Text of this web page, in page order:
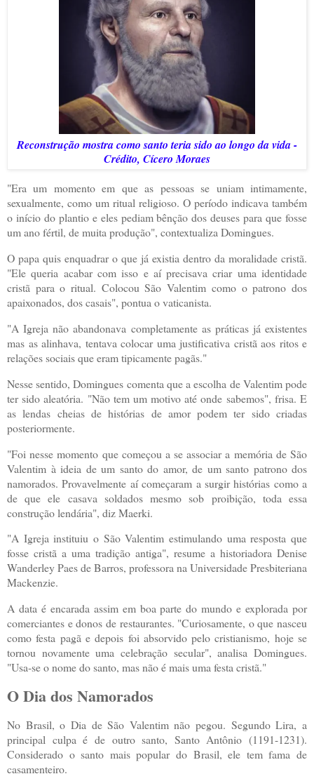
Reconstrução mostra como santo teria sido ao longo da vida -
Crédito, Cícero Moraes
"Era um momento em que as pessoas se uniam intimamente,
sexualmente, como um ritual religioso. O período indicava também
o início do plantio e eles pediam bênção dos deuses para que fosse
um ano fértil, de muita produção", contextualiza Domingues.
O papa quis enquadrar o que já existia dentro da moralidade cristã.
"Ele queria acabar com isso e aí precisava criar uma identidade
cristã para o ritual. Colocou São Valentim como o patrono dos
apaixonados, dos casais", pontua o vaticanista.
"A Igreja não abandonava completamente as práticas já existentes
mas as alinhava, tentava colocar uma justificativa cristã aos ritos e
relações sociais que eram tipicamente pagãs."
Nesse sentido, Domingues comenta que a escolha de Valentim pode
ter sido aleatória. "Não tem um motivo até onde sabemos", frisa. E
as lendas cheias de histórias de amor podem ter sido criadas
posteriormente.
"Foi nesse momento que começou a se associar a memória de São
Valentim à ideia de um santo do amor, de um santo patrono dos
namorados. Provavelmente aí começaram a surgir histórias como a
de que ele casava soldados mesmo sob proibição, toda essa
construção lendária", diz Maerki.
"A Igreja instituiu o São Valentim estimulando uma resposta que
fosse cristã a uma tradição antiga", resume a historiadora Denise
Wanderley Paes de Barros, professora na Universidade Presbiteriana
Mackenzie.
A data é encarada assim em boa parte do mundo e explorada por
comerciantes e donos de restaurantes. "Curiosamente, o que nasceu
como festa pagã e depois foi absorvido pelo cristianismo, hoje se
tornou novamente uma celebração secular", analisa Domingues.
"Usa-se o nome do santo, mas não é mais uma festa cristã."
O Dia dos Namorados
No Brasil, o Dia de São Valentim não pegou. Segundo Lira, a
principal culpa é de outro santo, Santo Antônio (1191-1231).
Considerado o santo mais popular do Brasil, ele tem fama de
casamenteiro.